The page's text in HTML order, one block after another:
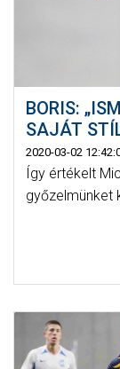
BORIS:
SAJÁT
2020-03-02
Így értékelt
győzelmünket